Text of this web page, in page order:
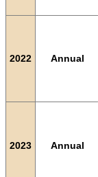
2022 Annual
2023 Annual